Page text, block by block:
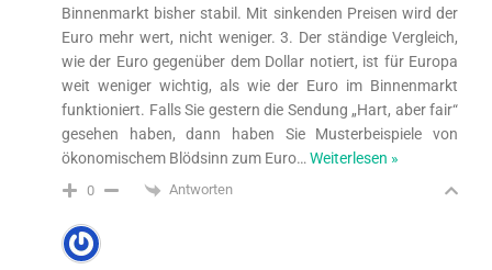
Binnenmarkt bisher stabil. Mit sinkenden Preisen wird der
Euro mehr wert, nicht weniger. 3. Der ständige Vergleich,
wie der Euro gegenüber dem Dollar notiert, ist für Europa
weit weniger wichtig, als wie der Euro im Binnenmarkt
funktioniert. Falls Sie gestern die Sendung „Hart, aber fair“
gesehen haben, dann haben Sie Musterbeispiele von
ökonomischem Blödsinn zum Euro…Weiterlesen »
0 Antworten